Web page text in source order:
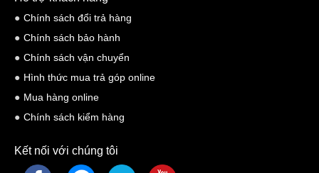
Chính sách đổi trả hàng
Chính sách bảo hành
Chính sách vận chuyển
Hình thức mua trả góp online
Mua hàng online
Chính sách kiểm hàng
Kết nối với chúng tôi